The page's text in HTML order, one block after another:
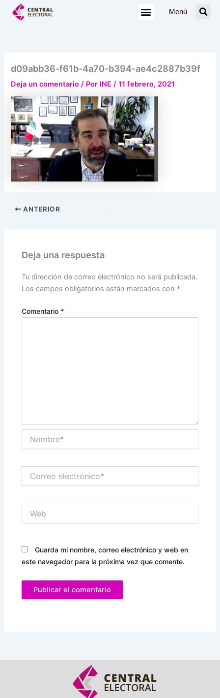
Menú
d09abb36-f61b-4a70-b394-ae4c2887b39f
Deja un comentario / Por INE/11 febrero, 2021
ANTERIOR
Deja una respuesta
Tu dirección de correo electrónico no será publicada.
Los campos obligatorios están marcados con *
Comentario *
electrónico*
Guarda mi nombre, correo electrónico y web en
este navegador para la próxima vez que comente.